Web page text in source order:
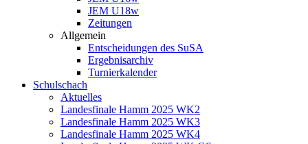
JEM U18w
Zeitungen
Allgemein
Entscheidungen des SuSA
Ergebnisarchiv
Turnierkalender
Schulschach
Aktuelles
Landesfinale Hamm 2025 WK2
Landesfinale Hamm 2025 WK3
Landesfinale Hamm 2025 WK4